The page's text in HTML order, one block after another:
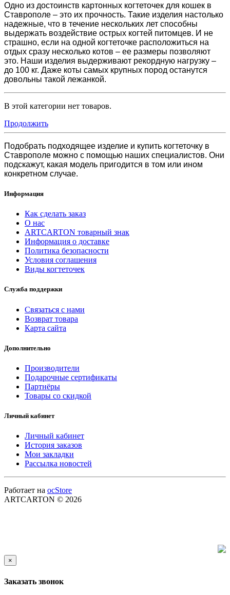
Одно из достоинств картонных когтеточек для кошек в
Ставрополе – это их прочность. Такие изделия настолько
надежные, что в течение нескольких лет способны
выдержать воздействие острых когтей питомцев. И не
страшно, если на одной когтеточке расположиться на
отдых сразу несколько котов – ее размеры позволяют
это. Наши изделия выдерживают рекордную нагрузку –
до 100 кг. Даже коты самых крупных пород останутся
довольны такой лежанкой.
В этой категории нет товаров.
Продолжить
Подобрать подходящее изделие и купить когтеточку в
Ставрополе можно с помощью наших специалистов. Они
подскажут, какая модель пригодится в том или ином
конкретном случае.
Информация
Как сделать заказ
О нас
ARTCARTON товарный знак
Информация о доставке
Политика безопасности
Условия соглашения
Виды когтеточек
Служба поддержки
Связаться с нами
Возврат товара
Карта сайта
Дополнительно
Производители
Подарочные сертификаты
Партнёры
Товары со скидкой
Личный кабинет
Личный кабинет
История заказов
Мои закладки
Рассылка новостей
Работает на ocStore
ARTCARTON © 2026
×
Заказать звонок